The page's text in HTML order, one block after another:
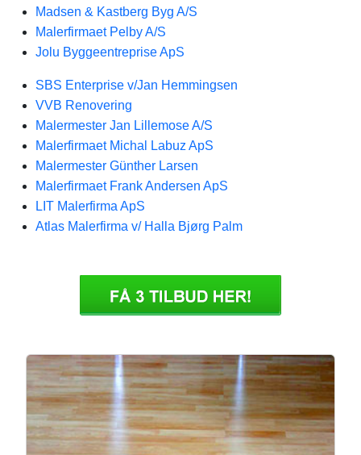
Madsen & Kastberg Byg A/S
Malerfirmaet Pelby A/S
Jolu Byggeentreprise ApS
SBS Enterprise v/Jan Hemmingsen
VVB Renovering
Malermester Jan Lillemose A/S
Malerfirmaet Michal Labuz ApS
Malermester Günther Larsen
Malerfirmaet Frank Andersen ApS
LIT Malerfirma ApS
Atlas Malerfirma v/ Halla Bjørg Palm